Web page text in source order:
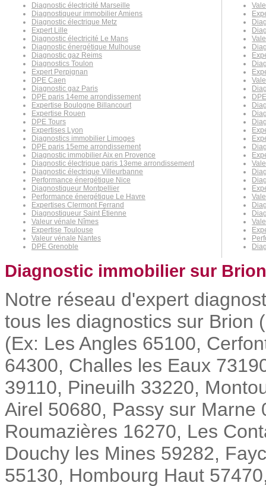
Diagnostic électricité Marseille
Diagnostiqueur immobilier Amiens
Diagnostic électrique Metz
Expert Lille
Diagnostic électricité Le Mans
Diagnostic énergétique Mulhouse
Diagnostic gaz Reims
Diagnostics Toulon
Expert Perpignan
DPE Caen
Diagnostic gaz Paris
DPE paris 14eme arrondissement
Expertise Boulogne Billancourt
Expertise Rouen
DPE Tours
Expertises Lyon
Diagnostics immobilier Limoges
DPE paris 15eme arrondissement
Diagnostic immobilier Aix en Provence
Diagnostic électrique paris 13eme arrondissement
Diagnostic électrique Villeurbanne
Performance énergétique Nice
Diagnostiqueur Montpellier
Performance énergétique Le Havre
Expertises Clermont Ferrand
Diagnostiqueur Saint Étienne
Valeur vénale Nîmes
Expertise Toulouse
Valeur vénale Nantes
DPE Grenoble
Diagnostic immobilier sur
Notre réseau d'expert
tous les diagnostics sur Brion
(Ex: Les Angles 65100,
64300, Challes les Eaux
39110, Pineuilh 33220,
Airel 50680, Passy sur
Roumazières 16270, Les
Douchy les Mines 59282,
55130, Hombourg Haut